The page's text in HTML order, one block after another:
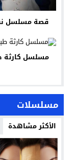
قصة مسلسل
مسلسل كارثة
مسلسلات
الأكثر مشاهدة